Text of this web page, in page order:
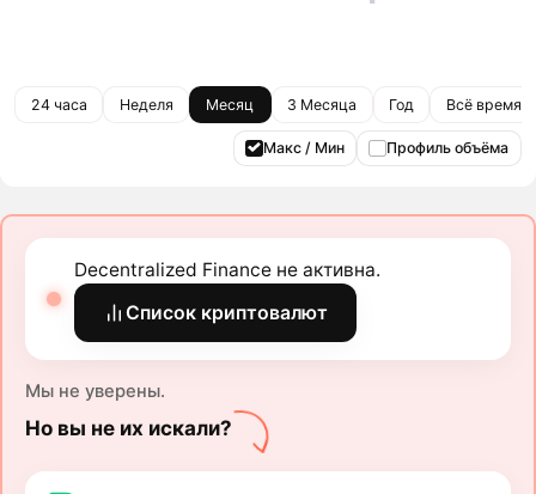
24 часа Неделя Месяц 3 Месяца Год Всё время
Макс / Мин Профиль объёма
Decentralized Finance не активна.
Список криптовалют
Мы не уверены.
Но вы не их искали?